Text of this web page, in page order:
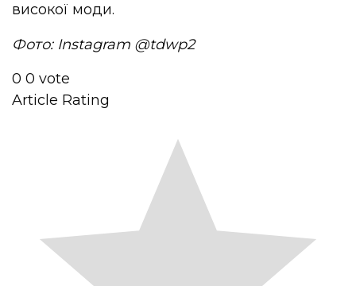
високої моди.
Фото: Instagram @tdwp2
0 0 vote
Article Rating